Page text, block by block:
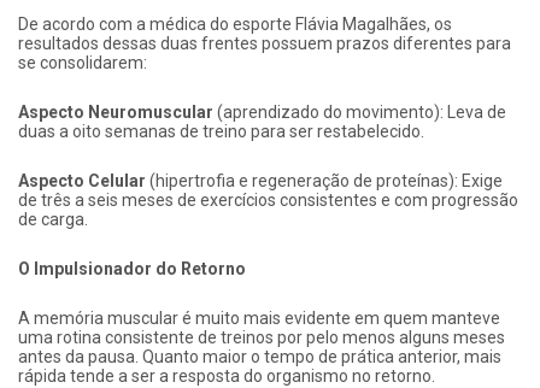
De acordo com a médica do esporte Flávia Magalhães, os
resultados dessas duas frentes possuem prazos diferentes para
se consolidarem:
Aspecto Neuromuscular (aprendizado do movimento): Leva de
duas a oito semanas de treino para ser restabelecido.
Aspecto Celular (hipertrofia e regeneração de proteínas): Exige
de três a seis meses de exercícios consistentes e com progressão
de carga.
O Impulsionador do Retorno
A memória muscular é muito mais evidente em quem manteve
uma rotina consistente de treinos por pelo menos alguns meses
antes da pausa. Quanto maior o tempo de prática anterior, mais
rápida tende a ser a resposta do organismo no retorno.